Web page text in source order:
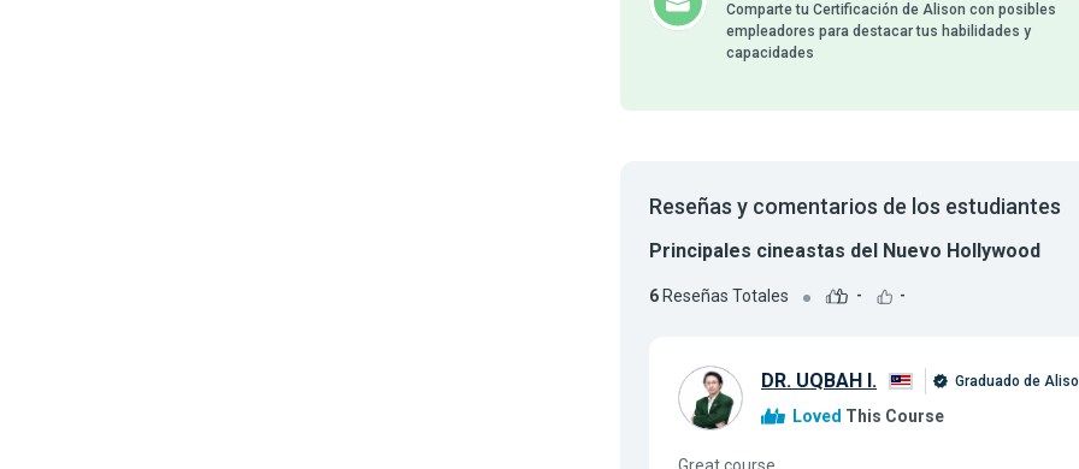
Comparte tu Certificación de Alison con posibles
empleadores para destacar tus habilidades y
capacidades
Reseñas y comentarios de los estudiantes
Principales cineastas del Nuevo Hollywood
6Reseñas Totales - -
DR. UQBAH I. Graduado de
Loved This Course
Great course